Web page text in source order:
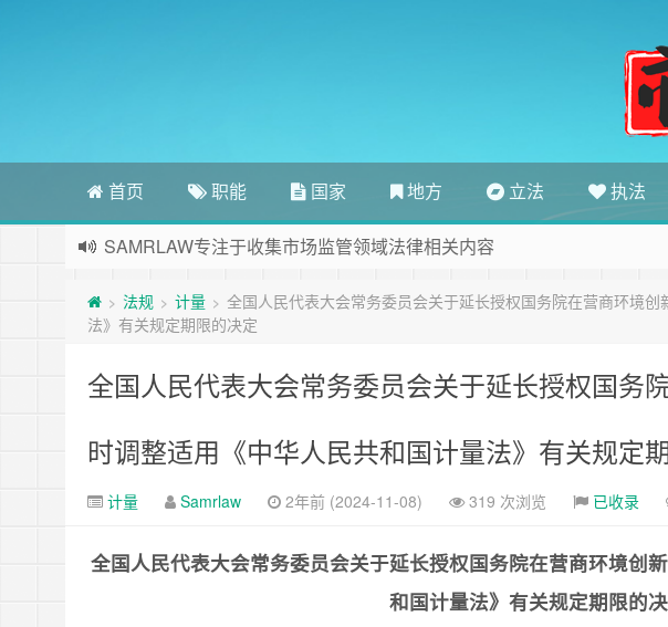
首页 职能 国家 地方 立法 执法
SAMRLAW专注于收集市场监管领域法律相关内容
> 法规 > 计量 > 全国人民代表大会常务委员会关于延长授权国务院在营商环境
法》有关规定期限的决定
全国人民代表大会常务委员会关于延长授权国务
时调整适用《中华人民共和国计量法》有关规定
计量 Samrlaw 2年前 (2024-11-08) 319 次浏览 已收录
全国人民代表大会常务委员会关于延长授权国务院在营商环境创
和国计量法》 有关规定期限的